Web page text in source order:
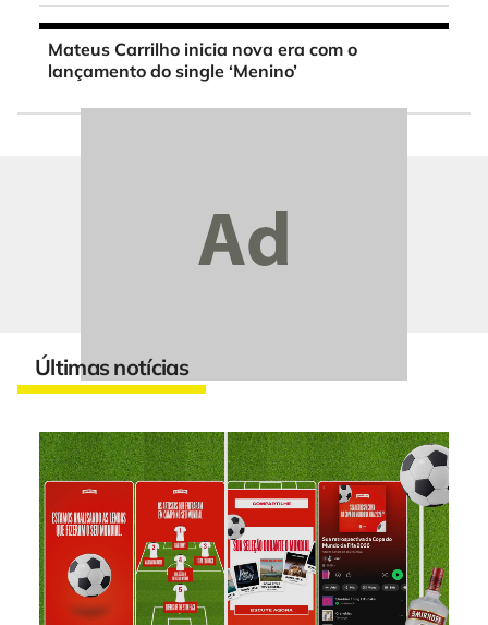
Mateus Carrilho inicia nova era com o
lançamento do single ‘Menino’
Últimas notícias